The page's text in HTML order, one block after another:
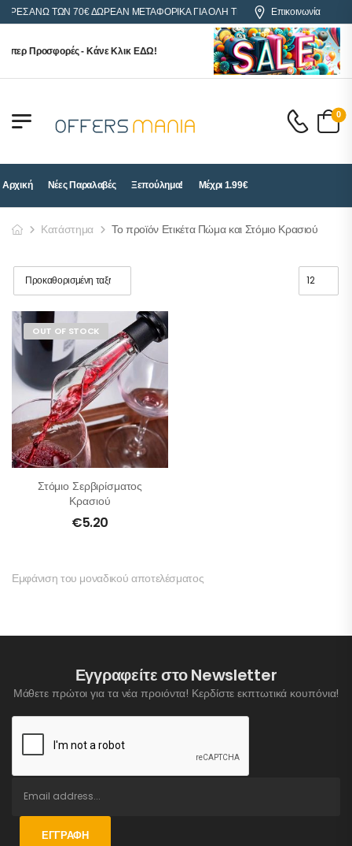
ΑΝΩ ΤΩΝ 70€ ΔΩΡΕΑΝ ΜΕΤΑΦΟΡΙΚΑ ΓΙΑ ΟΛΗ ΤΗΝ ΕΛΛΑΔΑΕπικοινωνία
Προσφορές - Κάνε Κλικ ΕΔΩ!
0
Αρχική Νέες Παραλαβές Ξεπούλημα! Μέχρι 1.99€
Κατάστημα Το προϊόν Ετικέτα Πώμα και Στόμιο Κρασιού
OUT OF STOCK
Στόμιο Σερβιρίσματος
Κρασιού
€5.20
Εμφάνιση του μοναδικού αποτελέσματος
Εγγραφείτε στο Newsletter
Μάθετε πρώτοι για τα νέα προιόντα! Κερδίστε εκπτωτικά κουπόνια!
ΕΓΓΡΑΦΉ